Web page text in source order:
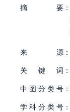
摘 要：
来
源：
关
键 词：
中 图 分 类 号：
学 科 分 类 号：